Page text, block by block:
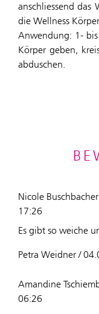
anschliessend das
die Wellness
Anwendung: 1-
Körper geben,
abduschen.
Nicole
17:26
Es gibt so weiche
Petra Weidner /
Amandine
06:26